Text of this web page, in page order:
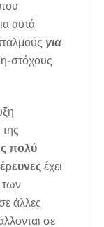
αυτά
για
στόχους
πολύ
έχει
των
άλλες
σε